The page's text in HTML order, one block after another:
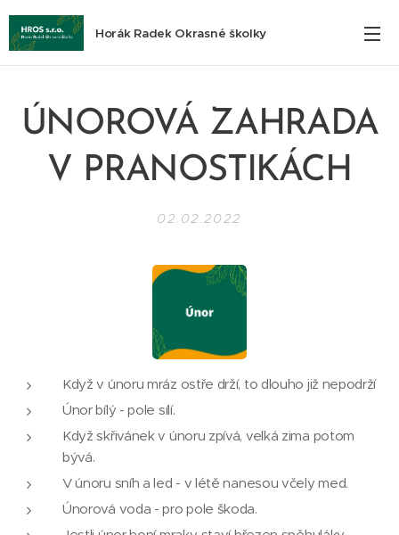
Horák Radek Okrasné školky
ÚNOROVÁ ZAHRADA
V PRANOSTIKÁCH
02.02.2022
Když v únoru mráz ostře drží, to dlouho již nepodrží
Únor bílý - pole sílí.
Když skřivánek v únoru zpívá, velká zima potom
bývá.
V únoru sníh a led - v létě nanesou včely med.
Únorová voda - pro pole škoda.